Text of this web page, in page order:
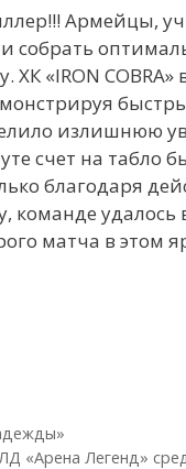
Армейцы,
собрать
ХК «IRON
излишнюю
счет на табло
благодаря
команде удалось
матча в этом
«Арена Легенд»